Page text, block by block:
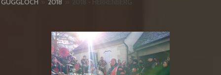
GUGGLOCH » 2018 » 2018 - HERRENBERG